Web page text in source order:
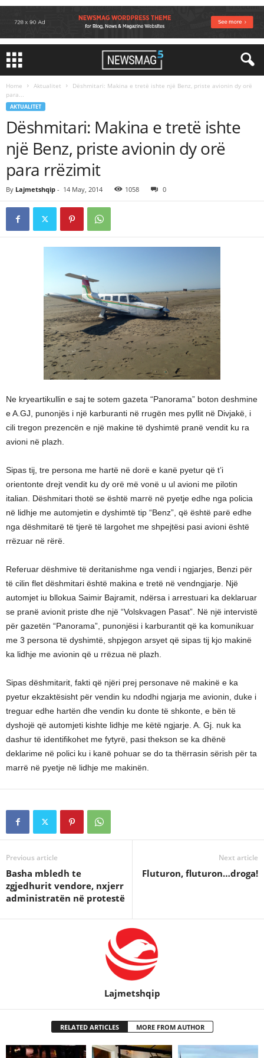
Home Aktualitet
Dëshmitari: Makina e tretë ishte një Benz, priste avionin dy orë
para...
AKTUALITET
Dëshmitari: Makina e tretë ishte
një Benz, priste avionin dy orë
para rrëzimit
By Lajmetshqip - 14 May, 2014 1058 0
Ne kryeartikullin e saj te sotem gazeta “Panorama” boton deshmine
e A.GJ, punonjës i një karburanti në rrugën mes pyllit në Divjakë, i
cili tregon prezencën e një makine të dyshimtë pranë vendit ku ra
avioni në plazh.
Sipas tij, tre persona me hartë në dorë e kanë pyetur që t’i
orientonte drejt vendit ku dy orë më vonë u ul avioni me pilotin
italian. Dëshmitari thotë se është marrë në pyetje edhe nga policia
në lidhje me automjetin e dyshimtë tip “Benz”, që është parë edhe
nga dëshmitarë të tjerë të largohet me shpejtësi pasi avioni është
rrëzuar në rërë.
Referuar dëshmive të deritanishme nga vendi i ngjarjes, Benzi për
të cilin flet dëshmitari është makina e tretë në vendngjarje. Një
automjet iu bllokua Saimir Bajramit, ndërsa i arrestuari ka deklaruar
se pranë avionit priste dhe një “Volskvagen Pasat”. Në një intervistë
për gazetën “Panorama”, punonjësi i karburantit që ka komunikuar
me 3 persona të dyshimtë, shpjegon arsyet që sipas tij kjo makinë
ka lidhje me avionin që u rrëzua në plazh.
Sipas dëshmitarit, fakti që njëri prej personave në makinë e ka
pyetur ekzaktësisht për vendin ku ndodhi ngjarja me avionin, duke i
treguar edhe hartën dhe vendin ku donte të shkonte, e bën të
dyshojë që automjeti kishte lidhje me këtë ngjarje. A. Gj. nuk ka
dashur të identifikohet me fytyrë, pasi thekson se ka dhënë
deklarime në polici ku i kanë pohuar se do ta thërrasin sërish për ta
marrë në pyetje në lidhje me makinën.
Previous article
Basha mbledh te
zgjedhurit vendore, nxjerr
administratën në protestë
Next article
Fluturon, fluturon…droga!
Lajmetshqip
RELATED ARTICLES MORE FROM AUTHOR